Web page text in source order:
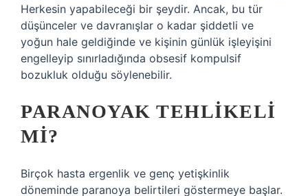
Herkesin yapabileceği bir şeydir. Ancak, bu tür
düşünceler ve davranışlar o kadar şiddetli ve
yoğun hale geldiğinde ve kişinin günlük işleyişini
engelleyip sınırladığında obsesif kompulsif
bozukluk olduğu söylenebilir.
PARANOYAK TEHLIKELI
MI?
Birçok hasta ergenlik ve genç yetişkinlik
döneminde paranoya belirtileri göstermeye başlar.